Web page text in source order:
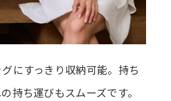
にすっきり収納可能。持ち
持ち運びもスムーズです。